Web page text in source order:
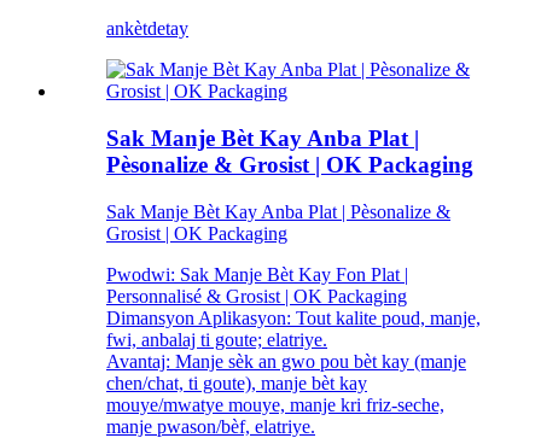
ankètdetay
Sak Manje Bèt Kay Anba Plat |
Pèsonalize & Grosist | OK Packaging
Sak Manje Bèt Kay Anba Plat | Pèsonalize &
Grosist | OK Packaging
Pwodwi: Sak Manje Bèt Kay Fon Plat |
Personnalisé & Grosist | OK Packaging
Dimansyon Aplikasyon: Tout kalite poud, manje,
fwi, anbalaj ti goute; elatriye.
Avantaj: Manje sèk an gwo pou bèt kay (manje
chen/chat, ti goute), manje bèt kay
mouye/mwatye mouye, manje kri friz-seche,
manje pwason/bèf, elatriye.